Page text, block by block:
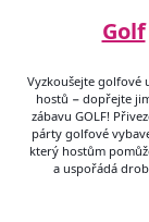
Golf
Vyzkoušejte golfové
hostů − dopřejte
zábavu GOLF!
párty golfové
který hostům
a uspořádá